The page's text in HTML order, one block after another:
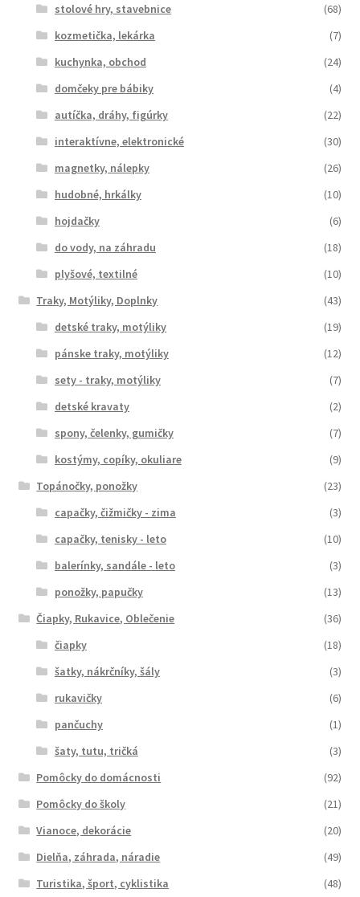
stolové hry, stavebnice
(68)
kozmetička, lekárka
(7)
kuchynka, obchod
(24)
domčeky pre bábiky
(4)
autíčka, dráhy, figúrky
(22)
interaktívne, elektronické
(30)
magnetky, nálepky
(26)
hudobné, hrkálky
(10)
hojdačky
(6)
do vody, na záhradu
(18)
plyšové, textilné
(10)
Traky, Motýliky, Doplnky
(43)
detské traky, motýliky
(19)
pánske traky, motýliky
(12)
sety - traky, motýliky
(7)
detské kravaty
(2)
spony, čelenky, gumičky
(7)
kostýmy, copíky, okuliare
(9)
Topánočky, ponožky
(23)
capačky, čižmičky - zima
(3)
capačky, tenisky - leto
(10)
balerínky, sandále - leto
(3)
ponožky, papučky
(13)
Čiapky, Rukavice, Oblečenie
(36)
čiapky
(18)
šatky, nákrčníky, šály
(3)
rukavičky
(6)
pančuchy
(1)
šaty, tutu, tričká
(3)
Pomôcky do domácnosti
(92)
Pomôcky do školy
(21)
Vianoce, dekorácie
(20)
Dielňa, záhrada, náradie
(49)
Turistika, šport, cyklistika
(48)